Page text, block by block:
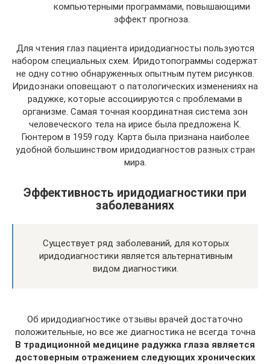
компьютерными программами, повышающими
эффект прогноза.
Для чтения глаз пациента иридодиагносты пользуются
набором специальных схем. Иридотопограммы содержат
не одну сотню обнаруженных опытным путем рисунков.
Иридознаки оповещают о патологических изменениях на
радужке, которые ассоциируются с проблемами в
организме. Самая точная координатная система зон
человеческого тела на ирисе была предложена К.
Гюнтером в 1959 году. Карта была признана наиболее
удобной большинством иридодиагностов разных стран
мира.
Эффективность иридодиагностики при
заболеваниях
Существует ряд заболеваний, для которых
иридодиагностики является альтернативным
видом диагностики.
Об иридодиагностике отзывы врачей достаточно
положительные, но все же диагностика не всегда точна
В традиционной медицине радужка глаза является
достоверным отражением следующих хронических